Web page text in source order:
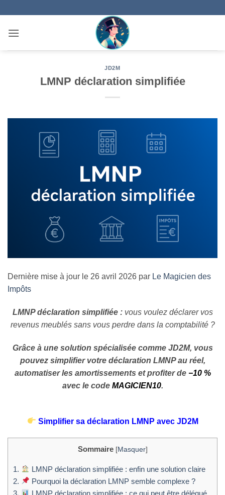
contenu
JD2M
LMNP déclaration simplifiée
Dernière mise à jour le 26 avril 2026 par Le Magicien des
Impôts
LMNP déclaration simplifiée :vous voulez déclarer vos
revenus meublés sans vous perdre dans la comptabilité ?
Grâce à une solution spécialisée comme JD2M, vous
pouvez simplifier votre déclaration LMNP au réel,
automatiser les amortissements et profiter de −10 %
avec le code MAGICIEN10.
Simplifier sa déclaration LMNP avec JD2M
Sommaire [Masquer]
1.
LMNP déclaration simplifiée : enfin une solution claire
2.
Pourquoi la déclaration LMNP semble complexe ?
3.
LMNP déclaration simplifiée : ce qui peut être délégué